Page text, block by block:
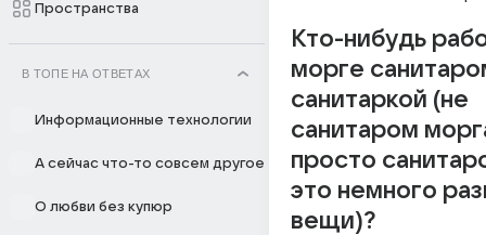
Пространства
В ТОПЕ НА ОТВЕТАХ
Информационные технологии
А сейчас что-то совсем другое
О любви без купюр
Кто-нибудь
морге
санитаркой (не
санитаром
просто
это немного
вещи)?